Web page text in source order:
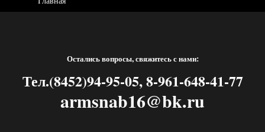
Остались вопросы, свяжитесь с нами:
Тел.(8452)94-95-05, 8-961-648-41-77
armsnab16@bk.ru